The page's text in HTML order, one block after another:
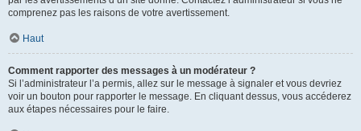
comprenez pas les raisons de votre avertissement.
Haut
Comment rapporter des messages à un modérateur ?
Si l’administrateur l’a permis, allez sur le message à signaler et vous devriez
voir un bouton pour rapporter le message. En cliquant dessus, vous accéderez
aux étapes nécessaires pour le faire.